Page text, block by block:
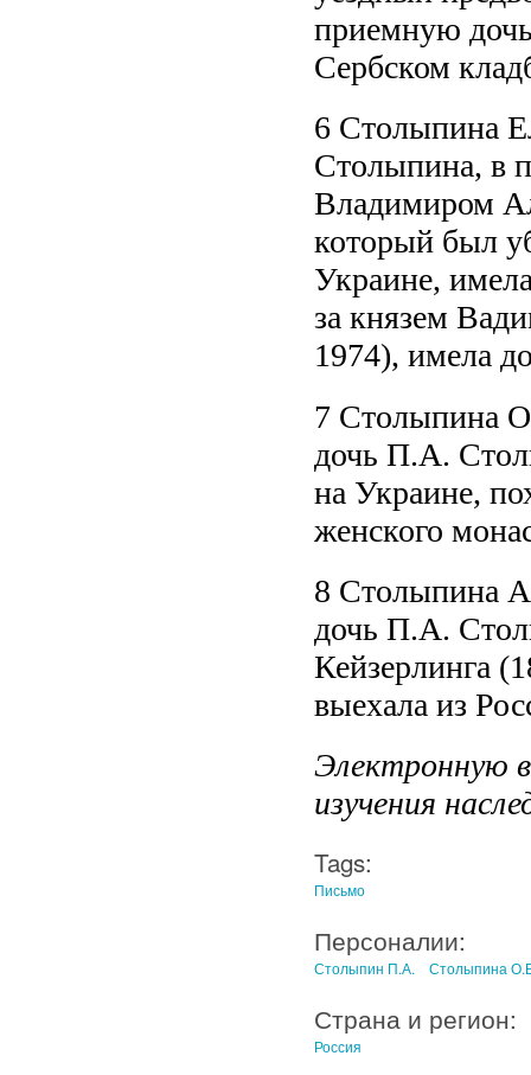
приемную
Сербском
6 Столыпина
Столыпина, в
Владимиром
который был
Украине,
за князем
1974), имела
7 Столыпина
дочь П.А.
на Украине,
женского
8 Столыпина
дочь П.А.
Кейзерлинга
выехала из
Электронную
изучения
Tags:
Письмо
Персоналии:
Столыпин П.А. Столыпина
Страна и регион:
Россия